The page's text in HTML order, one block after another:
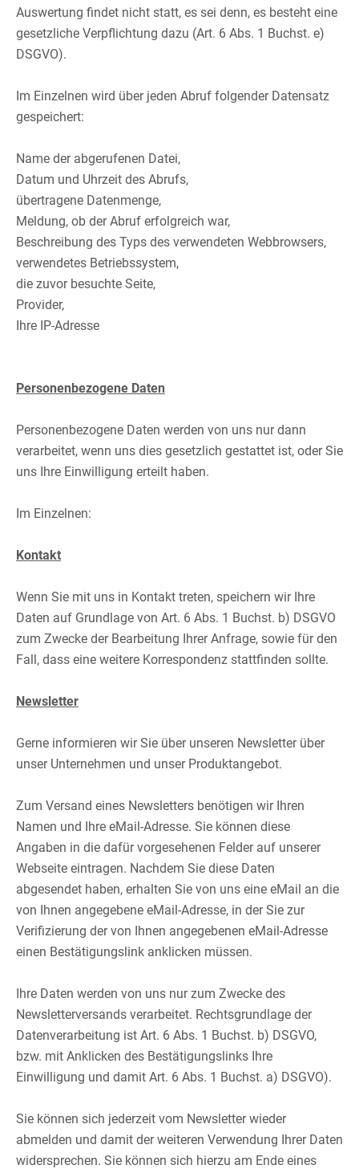
Auswertung findet nicht statt, es sei denn, es besteht eine
gesetzliche Verpflichtung dazu (Art. 6 Abs. 1 Buchst. e)
DSGVO).​
Im Einzelnen wird über jeden Abruf folgender Datensatz
gespeichert:​
Name der abgerufenen Datei, ​
Datum und Uhrzeit des Abrufs, ​
übertragene Datenmenge, ​
Meldung, ob der Abruf erfolgreich war, ​
Beschreibung des Typs des verwendeten Webbrowsers, ​
verwendetes Betriebssystem, ​
die zuvor besuchte Seite, ​
Provider, ​
Ihre IP-Adresse​
Personenbezogene Daten
Personenbezogene Daten werden von uns nur dann
verarbeitet, wenn uns dies gesetzlich gestattet ist, oder Sie
uns Ihre Einwilligung erteilt haben.​
Im Einzelnen:​
Kontakt
Wenn Sie mit uns in Kontakt treten, speichern wir Ihre
Daten auf Grundlage von Art. 6 Abs. 1 Buchst. b) DSGVO
zum Zwecke der Bearbeitung Ihrer Anfrage, sowie für den
Fall, dass eine weitere Korrespondenz stattfinden sollte.​
Newsletter
Gerne informieren wir Sie über unseren Newsletter über
unser Unternehmen und unser Produktangebot.​
Zum Versand eines Newsletters benötigen wir Ihren
Namen und Ihre eMail-Adresse. Sie können diese
Angaben in die dafür vorgesehenen Felder auf unserer
Webseite eintragen. Nachdem Sie diese Daten
abgesendet haben, erhalten Sie von uns eine eMail an die
von Ihnen angegebene eMail-Adresse, in der Sie zur
Verifizierung der von Ihnen angegebenen eMail-Adresse
einen Bestätigungslink anklicken müssen.​
Ihre Daten werden von uns nur zum Zwecke des
Newsletterversands verarbeitet. Rechtsgrundlage der
Datenverarbeitung ist Art. 6 Abs. 1 Buchst. b) DSGVO,
bzw. mit Anklicken des Bestätigungslinks Ihre
Einwilligung und damit Art. 6 Abs. 1 Buchst. a) DSGVO).​
Sie können sich jederzeit vom Newsletter wieder
abmelden und damit der weiteren Verwendung Ihrer Daten
widersprechen. Sie können sich hierzu am Ende eines